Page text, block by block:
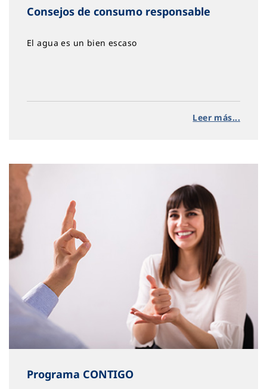
Consejos de consumo responsable
El agua es un bien escaso
Leer más...
Programa CONTIGO